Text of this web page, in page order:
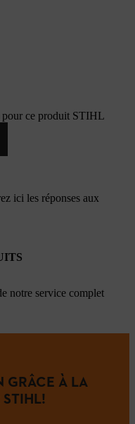
ce produit STIHL
ici les réponses aux
notre service complet
GRÂCE À LA
STIHL!